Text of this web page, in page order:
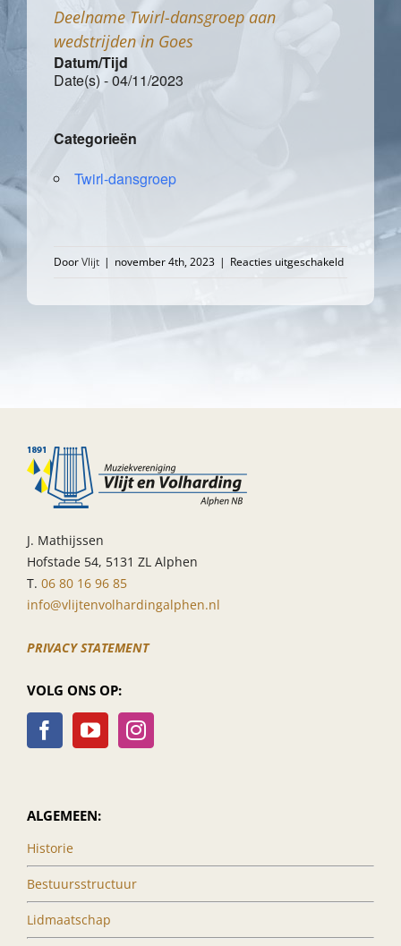
Deelname Twirl-dansgroep aan
wedstrijden in Goes
Datum/Tijd
Date(s) - 04/11/2023
Categorieën
Twirl-dansgroep
DoorVlijt | november 4th, 2023 | Reacties uitgeschakeldvoor
Twirl-
Goes
J. Mathijssen
Hofstade 54, 5131 ZL Alphen
T. 06 80 16 96 85
info@vlijtenvolhardingalphen.nl
PRIVACY STATEMENT
VOLG ONS OP:
ALGEMEEN:
Historie
Bestuursstructuur
Lidmaatschap